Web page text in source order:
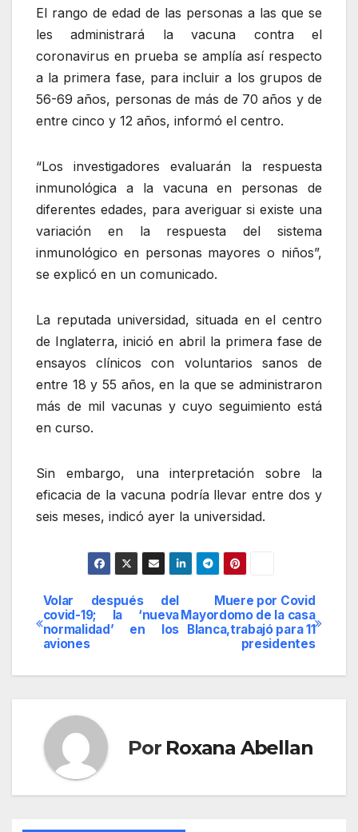
El rango de edad de las personas a las que se
les administrará la vacuna contra el
coronavirus en prueba se amplía así respecto
a la primera fase, para incluir a los grupos de
56-69 años, personas de más de 70 años y de
entre cinco y 12 años, informó el centro.
Los investigadores evaluarán la respuesta
inmunológica a la vacuna en personas de
diferentes edades, para averiguar si existe una
variación en la respuesta del sistema
inmunológico en personas mayores o niños ,
se explicó en un comunicado.
La reputada universidad, situada en el centro
de Inglaterra, inició en abril la primera fase de
ensayos clínicos con voluntarios sanos de
entre 18 y 55 años, en la que se administraron
más de mil vacunas y cuyo seguimiento está
en curso.
Sin embargo, una interpretación sobre la
eficacia de la vacuna podría llevar entre dos y
seis meses, indicó ayer la universidad.
Navegación
de
entradas
Muere por Covid
Mayordomo de la casa
Blanca,trabajó para 11
presidentes
Volar después del
covid-19; la ‘nueva
normalidad’ en los
aviones
Por Roxana Abellan